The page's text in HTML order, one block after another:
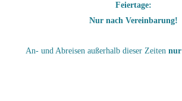
Feiertage:
Nur nach Vereinbarung!
An- und Abreisen außerhalb dieser Zeiten nur